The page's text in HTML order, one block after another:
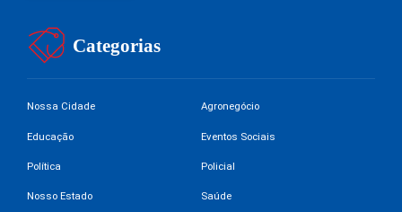
Categorias
Nossa Cidade Agronegócio
Educação Eventos Sociais
Política Policial
Nosso Estado Saúde